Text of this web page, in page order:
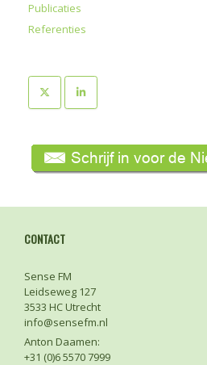
Publicaties
Referenties
CONTACT
Sense FM
Leidseweg 127
3533 HC Utrecht
info@sensefm.nl
Anton Daamen:
+31 (0)6 5570 7999